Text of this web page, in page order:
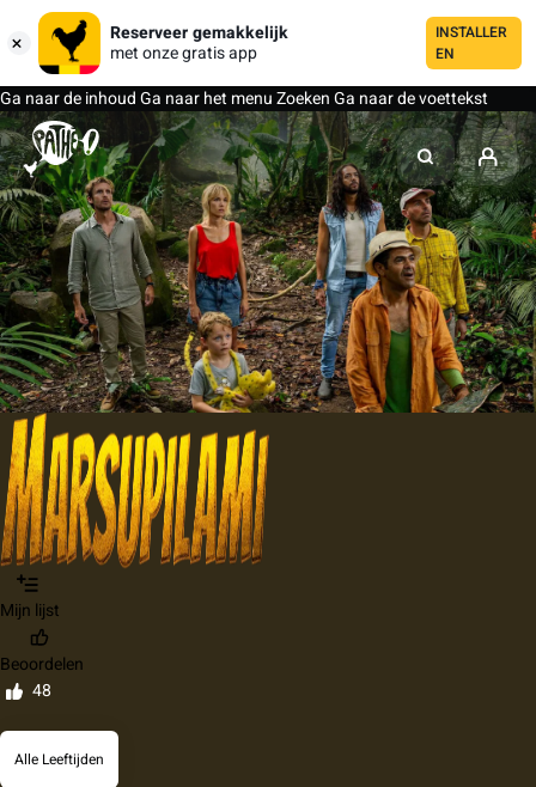
Reserveer gemakkelijk
met onze gratis app
INSTALLER
EN
Ga naar de inhoudGa naar het menuZoekenGa naar de voettekst
Mijn lijst
Beoordelen
48
Alle Leeftijden